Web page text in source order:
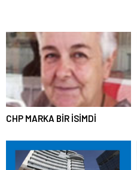
CHP MARKA BİR İSİMDİ